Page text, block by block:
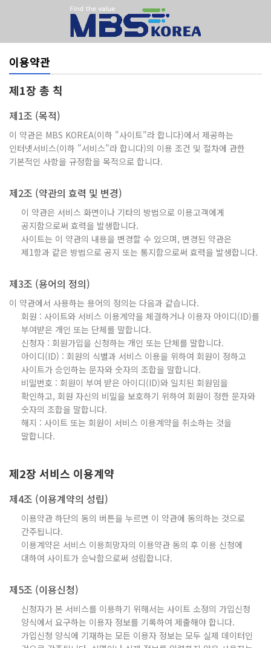
이용약관
제1장 총 칙
제1조 (목적)
이 약관은 MBS KOREA(이하 "사이트"라 합니다)에서 제공하는
인터넷서비스(이하 "서비스"라 합니다)의 이용 조건 및 절차에 관한
기본적인 사항을 규정함을 목적으로 합니다.
제2조 (약관의 효력 및 변경)
이 약관은 서비스 화면이나 기타의 방법으로 이용고객에게
공지함으로써 효력을 발생합니다.
사이트는 이 약관의 내용을 변경할 수 있으며, 변경된 약관은
제1항과 같은 방법으로 공지 또는 통지함으로써 효력을 발생합니다.
제3조 (용어의 정의)
이 약관에서 사용하는 용어의 정의는 다음과 같습니다.
회원 : 사이트와 서비스 이용계약을 체결하거나 이용자 아이디(ID)를
부여받은 개인 또는 단체를 말합니다.
신청자 : 회원가입을 신청하는 개인 또는 단체를 말합니다.
아이디(ID) : 회원의 식별과 서비스 이용을 위하여 회원이 정하고
사이트가 승인하는 문자와 숫자의 조합을 말합니다.
비밀번호 : 회원이 부여 받은 아이디(ID)와 일치된 회원임을
확인하고, 회원 자신의 비밀을 보호하기 위하여 회원이 정한 문자와
숫자의 조합을 말합니다.
해지 : 사이트 또는 회원이 서비스 이용계약을 취소하는 것을
말합니다.
제2장 서비스 이용계약
제4조 (이용계약의 성립)
이용약관 하단의 동의 버튼을 누르면 이 약관에 동의하는 것으로
간주됩니다.
이용계약은 서비스 이용희망자의 이용약관 동의 후 이용 신청에
대하여 사이트가 승낙함으로써 성립합니다.
제5조 (이용신청)
신청자가 본 서비스를 이용하기 위해서는 사이트 소정의 가입신청
양식에서 요구하는 이용자 정보를 기록하여 제출해야 합니다.
가입신청 양식에 기재하는 모든 이용자 정보는 모두 실제 데이터인